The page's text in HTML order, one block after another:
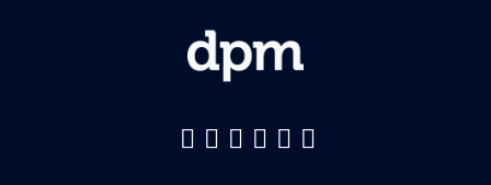
Like us on Facebook
Follow us on Twitter
Follow us on
Add us on
Follow us on
Follow us on